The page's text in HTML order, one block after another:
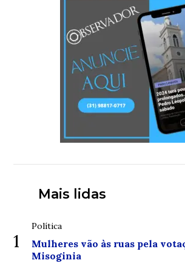
Mais lidas
1
Política
Mulheres vão às ruas pela
Misoginia